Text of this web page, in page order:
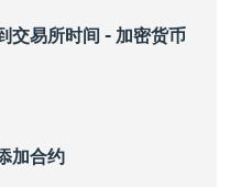
交易所时间 - 加密货币
加合约